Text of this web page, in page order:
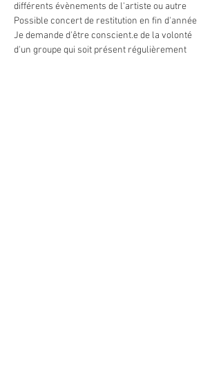
différents évènements de l'artiste ou autre
Possible concert de restitution en fin d'année
Je demande d'être conscient.e de la volonté
d'un groupe qui soit présent régulièrement